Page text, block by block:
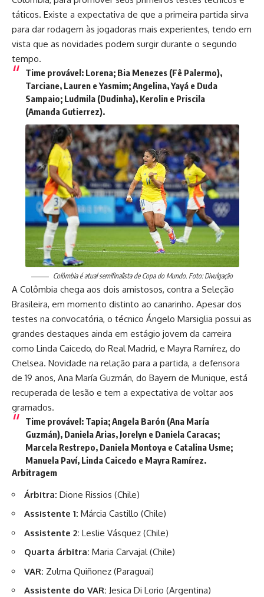
táticos. Existe a expectativa de que a primeira partida sirva
para dar rodagem às jogadoras mais experientes, tendo em
vista que as novidades podem surgir durante o segundo
tempo.
Time provável:Lorena; Bia Menezes (Fê Palermo),
Tarciane, Lauren e Yasmim; Angelina, Yayá e Duda
Sampaio; Ludmila (Dudinha), Kerolin e Priscila
(Amanda Gutierrez).
Colômbia é atual semifinalista de Copa do Mundo. Foto: Divulgação
A Colômbia chega aos dois amistosos, contra a Seleção
Brasileira, em momento distinto ao canarinho. Apesar dos
testes na convocatória, o técnico Ángelo Marsiglia possui as
grandes destaques ainda em estágio jovem da carreira
como Linda Caicedo, do Real Madrid, e Mayra Ramírez, do
Chelsea. Novidade na relação para a partida, a defensora
de 19 anos, Ana María Guzmán, do Bayern de Munique, está
recuperada de lesão e tem a expectativa de voltar aos
gramados.
Time provável: Tapia; Angela Barón (Ana María
Guzmán), Daniela Arias, Jorelyn e Daniela Caracas;
Marcela Restrepo, Daniela Montoya e Catalina Usme;
Manuela Paví, Linda Caicedo e Mayra Ramírez.
Arbitragem
Árbitra: Dione Rissios (Chile)
Assistente 1: Márcia Castillo (Chile)
Assistente 2: Leslie Vásquez (Chile)
Quarta árbitra: Maria Carvajal (Chile)
VAR: Zulma Quiñonez (Paraguai)
Assistente do VAR: Jesica Di Lorio (Argentina)